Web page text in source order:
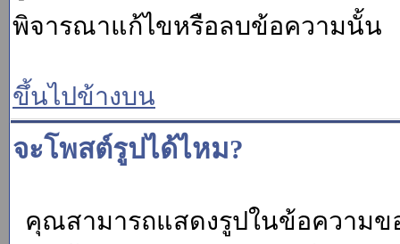
พิจารณาแก้ไขหรือลบข้อความนั้น
ขึ้นไปข้างบน
จะโพสต์รูปได้ไหม?
คุณสามารถแสดงรูปในข้อความ